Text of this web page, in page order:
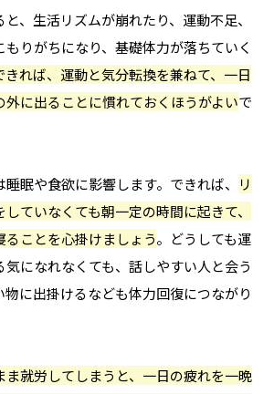
、生活リズムが崩れたり、運動不足、
りがちになり、基礎体力が落ちていく
きれば、運動と気分転換を兼ねて、一日
外に出ることに慣れておくほうがよいで
眠や食欲に影響します。できれば、
リ
ていなくても朝一定の時間に起きて、
ことを心掛けましょう。どうしても運
になれなくても、話しやすい人と会う
に出掛けるなども体力回復につながり
ま就労してしまうと、一日の疲れを一晩